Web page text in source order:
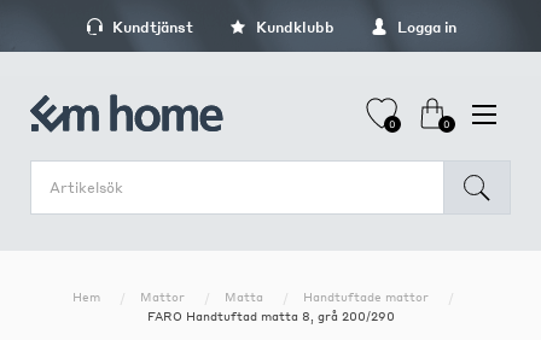
Kundtjänst Kundklubb Logga in
0 0
Hem Mattor Matta
Handtuftade mattor
FARO Handtuftad matta 8, grå 200/290